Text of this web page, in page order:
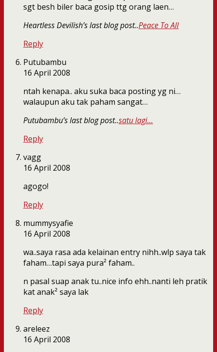
sgt besh biler baca gosip ttg orang laen…
Heartless Devilish’s last blog post..Peace To All
Reply
Putubambu
16 April 2008
ntah kenapa.. aku suka baca posting yg ni…
walaupun aku tak paham sangat…
Putubambu’s last blog post..satu lagi…
Reply
vagg
16 April 2008
agogo!
Reply
mummysyafie
16 April 2008
wa..saya rasa ada kelainan entry nihh..wlp saya tak
faham…tapi saya pura² faham..
n pasal suap anak tu..nice info ehh..nanti leh pratik
kat anak² saya lak
Reply
areleez
16 April 2008